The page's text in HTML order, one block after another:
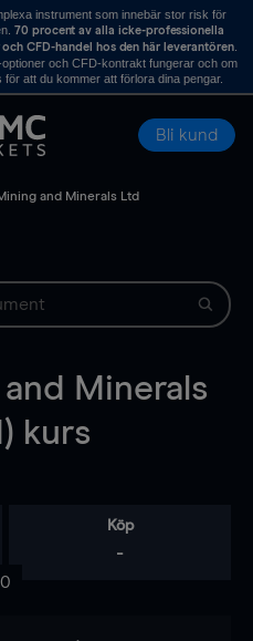
instrument som innebär stor risk för
70 procent av alla icke-professionella
CFD-handel hos den här leverantören.
och CFD-kontrakt fungerar och om
att du kommer att förlora dina pengar.
Bli kund
and Minerals Ltd
Minerals
kurs
Köp
-
0